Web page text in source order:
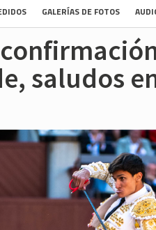
GALERÍAS DE FOTOS
saludos